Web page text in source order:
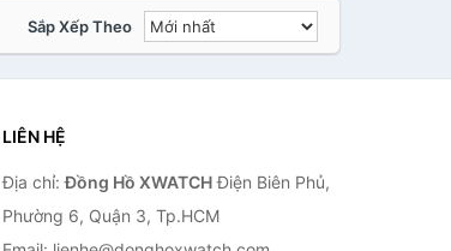
Sắp Xếp Theo
LIÊN HỆ
Địa chỉ:Đồng Hồ XWATCHĐiện Biên Phủ,
Phường 6, Quận 3, Tp.HCM